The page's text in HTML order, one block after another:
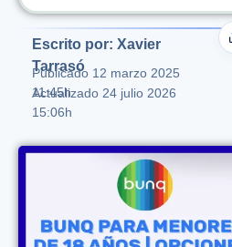
Escrito por: Xavier
Tarrasó
Publicado 12 marzo 2025
11:45h
Actualizado 24 julio 2026
15:06h